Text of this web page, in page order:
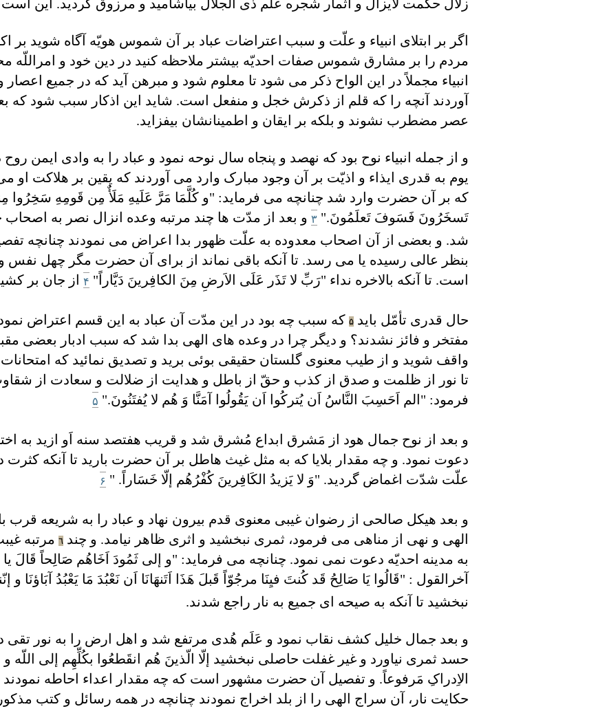
زلال حکمت لايزال و اثمار شجره علم ذی الجلال بياشاميد و مرزوق گرديد. اين
اگر بر ابتلای انبياء و علّت و سبب اعتراضات عباد بر آن شموس هويّه آگاه شويد بر
مردم را بر مشارق شموس صفات احديّه بيشتر ملاحظه کنيد در دين خود و امراللّه
انبياء مجملاً در اين الواح ذکر می شود تا معلوم شود و مبرهن آيد که در جميع
آوردند آنچه را که قلم از ذکرش خجل و منفعل است. شايد اين اذکار سبب شود که
عصر مضطرب نشوند و بلکه بر ايقان و اطمينانشان بيفزايد.
و از جمله انبياء نوح بود که نهصد و پنجاه سال نوحه نمود و عباد را به وادی ايمن
يوم به قدری ايذاء و اذيّت بر آن وجود مبارک وارد می آوردند که يقين بر هلاکت او
که بر آن حضرت وارد شد چنانچه می فرمايد: "و کُلَّمَا مَرَّ عَلَيهِ مَلَأٌ مِن قَومِهِ سَخِرُوا
تَسخَرُونَ فَسَوفَ تَعلَمُونَ." ۳ و بعد از مدّت ها چند مرتبه وعده انزال نصر به اصحاب
شد. و بعضی از آن اصحاب معدوده به علّت ظهور بدا اعراض می نمودند چنانچه
بنظر عالی رسيده يا می رسد. تا آنکه باقی نماند از برای آن حضرت مگر چهل نفس و
است. تا آنکه بالاخره نداء "رَبِّ لا تَذَر عَلَی الاَرضِ مِنَ الکافِرينَ دَيَّاراً" ۴ از جان بر
حال قدری تأمّل بايد ۵ که سبب چه بود در اين مدّت آن عباد به اين قسم اعتراض
مفتخر و فائز نشدند؟ و ديگر چرا در وعده های الهی بدا شد که سبب ادبار بعضی
واقف شويد و از طيب معنوی گلستان حقيقی بوئی بريد و تصديق نمائيد که امتحانات
تا نور از ظلمت و صدق از کذب و حقّ از باطل و هدايت از ضلالت و سعادت از
فرمود: "الم اَحَسِبَ النَّاسُ اَن يُترکُوا اَن يَقُولُوا آمَنَّا وَ هُم لا يُفتَنُونَ." ۵
و بعد از نوح جمال هود از مَشرق ابداع مُشرق شد و قريب هفتصد سنه اَو ازيد به
دعوت نمود. و چه مقدار بلايا که به مثل غيث هاطل بر آن حضرت باريد تا آنکه
علّت شدّت اغماض گرديد. "وَ لا يَزيدُ الکَافِرينَ کُفْرُهُم إلّا خَسَاراً. " ۶
و بعد هيکل صالحی از رضوان غيبی معنوی قدم بيرون نهاد و عباد را به شريعه قرب
الهی و نهی از مناهی می فرمود، ثمری نبخشيد و اثری ظاهر نيامد. و چند ٦ مرتبه
به مدينه احديّه دعوت نمی نمود. چنانچه می فرمايد: "و إلی ثَمُودَ اَخَاهُم صَالِحاً قَالَ يا
آخرالقول : "قَالُوا يَا صَالِحُ قَد کُنتَ فيِنَا مرجُوّاً قَبلَ هَذَا اَتَنهَانَا اَن نَعْبُدَ مَا يَعْبُدُ آبَاؤنَا
نبخشيد تا آنکه به صيحه ای جميع به نار راجع شدند.
و بعد جمال خليل کشف نقاب نمود و عَلَم هُدی مرتفع شد و اهل ارض را به نور تقی
حسد ثمری نياورد و غير غفلت حاصلی نبخشيد إلّا الّذينَ هُم انقَطعُوا بکُلِّهِم إلی اللّه
الاِدراکِ مَرفوعاً. و تفصيل آن حضرت مشهور است که چه مقدار اعداء احاطه نمودند
حکايت نار، آن سراج الهی را از بلد اخراج نمودند چنانچه در همه رسائل و کتب